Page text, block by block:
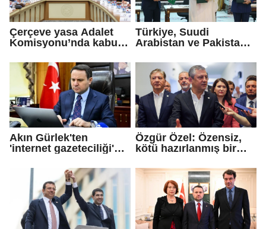
Çerçeve yasa Adalet
Komisyonu’nda kabul
Türkiye, Suudi
Arabistan ve Pakistan
Savunma Anlaşması'
imzalandı
Akın Gürlek'ten
'internet gazeteciliği'
Özgür Özel: Özensiz,
kötü hazırlanmış bir